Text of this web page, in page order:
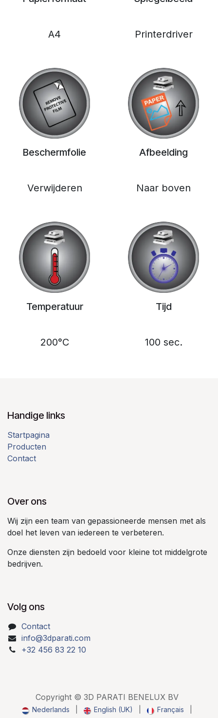
A4 Printerdriver
Beschermfolie
Verwijderen
Afbeelding
Naar boven
Temperatuur
200°C
Tijd
100 sec.
Handige links
Startpagina
Producten
Contact
Over ons
Wij zijn een team van gepassioneerde mensen met als
doel het leven van iedereen te verbeteren.
Onze diensten zijn bedoeld voor kleine tot middelgrote
bedrijven.
Volg ons
Contact
info@3dparati.com
+32 456 83 22 10
Copyright © 3D PARATI BENELUX BV
Nederlands English (UK) Français